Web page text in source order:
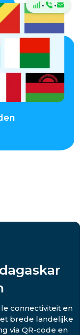
· ·
connectiviteit en
brede landelijke
via QR-code en